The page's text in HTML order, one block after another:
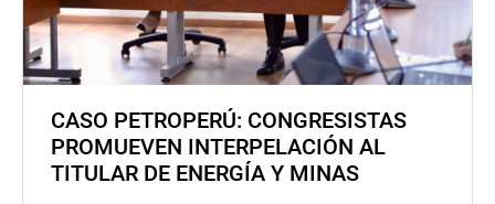
CASO PETROPERÚ: CONGRESISTAS
PROMUEVEN INTERPELACIÓN AL
TITULAR DE ENERGÍA Y MINAS